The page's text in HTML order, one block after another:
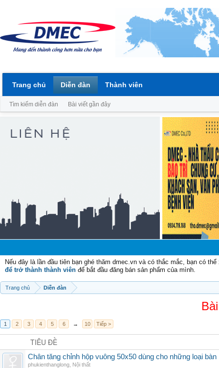
Nếu đây là lần đầu tiên bạn ghé thăm dmec.vn và có thắc mắc, bạn có
để trở thành thành viên để bắt đầu đăng bán sản phẩm của mình.
Trang chủ Diễn đàn
1 2 3 4 5 6 → 10 Tiếp >
TIÊU ĐỀ
Chân tăng chỉnh hộp vuông 50x50 dùng cho những loại bàn
phukienthanglong Nội thất
Trang chủ Diễn đàn
Tìm kiếm diễn đàn Bài viết gần đây
Thành viên